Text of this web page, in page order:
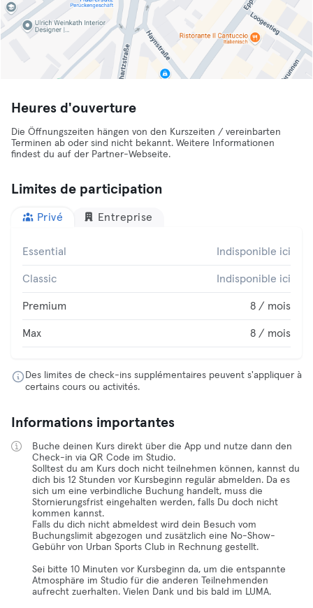
Heures d'ouverture
Die Öffnungszeiten hängen von den Kurszeiten / vereinbarten
Terminen ab oder sind nicht bekannt. Weitere Informationen
findest du auf der Partner-Webseite.
Limites de participation
Privé Entreprise
Essential Indisponible ici
Classic Indisponible ici
Premium 8 / mois
Max 8 / mois
Des limites de check-ins supplémentaires peuvent s'appliquer à
certains cours ou activités.
Informations importantes
Buche deinen Kurs direkt über die App und nutze dann den
Check-in via QR Code im Studio.
Solltest du am Kurs doch nicht teilnehmen können, kannst du
dich bis 12 Stunden vor Kursbeginn regulär abmelden. Da es
sich um eine verbindliche Buchung handelt, muss die
Stornierungsfrist eingehalten werden, falls Du doch nicht
kommen kannst.
Falls du dich nicht abmeldest wird dein Besuch vom
Buchungslimit abgezogen und zusätzlich eine No-Show-
Gebühr von Urban Sports Club in Rechnung gestellt.
Sei bitte 10 Minuten vor Kursbeginn da, um die entspannte
Atmosphäre im Studio für die anderen Teilnehmenden
aufrecht zuerhalten. Vielen Dank und bis bald im LUMA.